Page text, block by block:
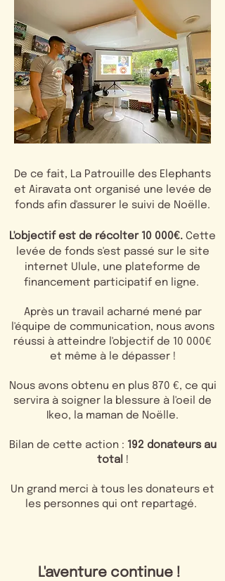
De ce fait, La Patrouille des Elephants
et Airavata ont organisé une levée de
fonds afin d'assurer le suivi de Noëlle.
L'objectif est de récolter 10 000€. Cette
levée de fonds s'est passé sur le site
internet Ulule, une plateforme de
financement participatif en ligne.
Après un travail acharné mené par
l'équipe de communication, nous avons
réussi à atteindre l'objectif de 10 000€
et même à le dépasser !
Nous avons obtenu en plus 870 €, ce qui
servira à soigner la blessure à l'oeil de
Ikeo, la maman de Noëlle.
Bilan de cette action : 192 donateurs au
total !
Un grand merci à tous les donateurs et
les personnes qui ont repartagé.
L'aventure continue !